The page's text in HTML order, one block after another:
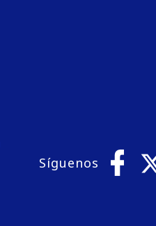
Síguenos